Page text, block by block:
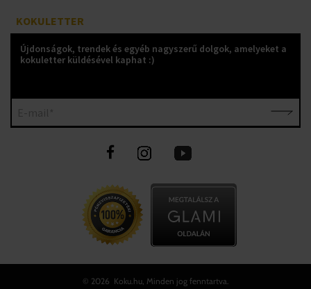
KOKULETTER
Újdonságok, trendek és egyéb nagyszerű dolgok, amelyeket a
kokuletter küldésével kaphat :)
© 2026 Koku.hu, Minden jog fenntartva.